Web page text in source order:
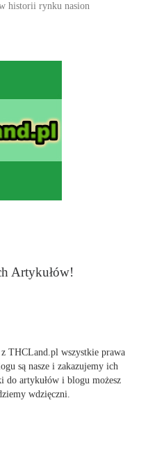
historii rynku nasion
Artykułów!
THCLand.pl wszystkie prawa
są nasze i zakazujemy ich
do artykułów i blogu możesz
wdzięczni.